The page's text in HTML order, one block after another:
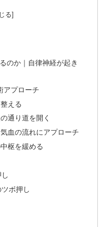
のか｜自律神経が起き
アプローチ
える
通り道を開く
血の流れにアプローチ
枢を緩める
ボ押し